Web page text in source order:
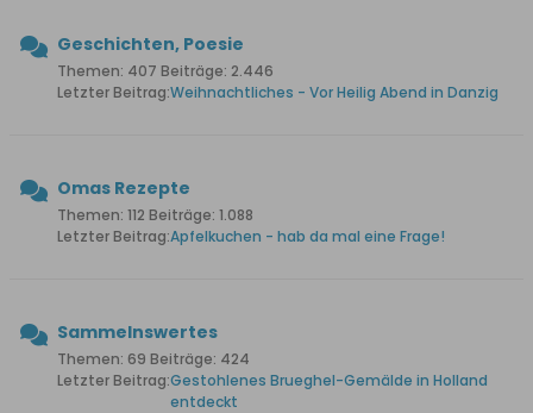
Geschichten, Poesie
Themen: 407 Beiträge: 2.446
Letzter Beitrag:Weihnachtliches - Vor Heilig Abend in Danzig
Omas Rezepte
Themen: 112 Beiträge: 1.088
Letzter Beitrag:Apfelkuchen - hab da mal eine Frage!
Sammelnswertes
Themen: 69 Beiträge: 424
Letzter Beitrag:Gestohlenes Brueghel-Gemälde in Holland
entdeckt